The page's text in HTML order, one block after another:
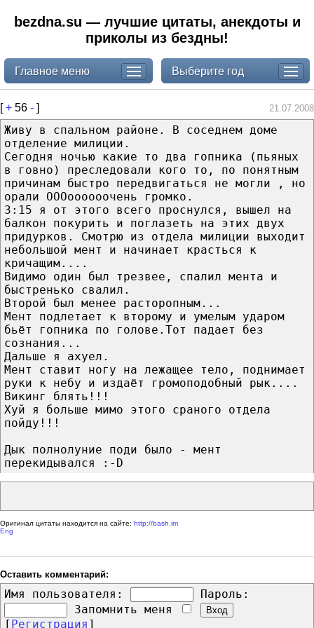
bezdna.su — лучшие цитаты, анекдоты и
приколы из бездны!
Главное меню Выберите год
[+ 56 - ] 21.07.2008
Живу в спальном районе. В соседнем доме
отделение милиции.
Сегодня ночью какие то два гопника (пьяных
в говно) преследовали кого то, по понятным
причинам быстро передвигаться не могли , но
орали ОООоооооочень громко.
3:15 я от этого всего проснулся, вышел на
балкон покурить и поглазеть на этих двух
придурков. Смотрю из отдела милиции выходит
небольшой мент и начинает красться к
кричащим....
Видимо один был трезвее, спалил мента и
быстренько свалил.
Второй был менее расторопным...
Мент подлетает к второму и умелым ударом
бьёт гопника по голове.Тот падает без
сознания...
Дальше я ахуел.
Мент ставит ногу на лежащее тело, поднимает
руки к небу и издаёт громоподобный рык....
Викинг блять!!!
Хуй я больше мимо этого сраного отдела
пойду!!!
Дык полнолуние поди было - мент
перекидывался :-D
Оригинал цитаты находится на сайте: http://bash.im
Eng
Оставить комментарий:
Имя пользователя:
Пароль:
Запомнить меня
[ Регистрация ]